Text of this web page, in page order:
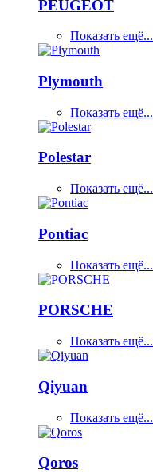
PEUGEOT
Показать ещё...
Plymouth
Показать ещё...
Polestar
Показать ещё...
Pontiac
Показать ещё...
PORSCHE
Показать ещё...
Qiyuan
Показать ещё...
Qoros